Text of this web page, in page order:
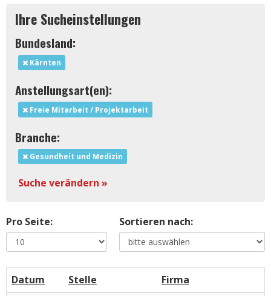
Ihre Sucheinstellungen
Bundesland:
Kärnten
Anstellungsart(en):
Freie Mitarbeit / Projektarbeit
Branche:
Gesundheit und Medizin
Suche verändern »
Pro Seite: Sortieren nach:
Datum Stelle
Firma